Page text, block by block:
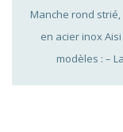
Manche rond
en acier inox
modèles : –